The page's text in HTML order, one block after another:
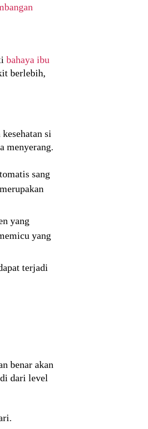
bahaya ibu
berlebih,
si
menyerang.
sang
yang
yang
terjadi
benar akan
dari level